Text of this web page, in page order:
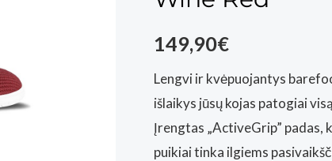
149,90€
Lengvi ir kvėpuojantys
išlaikys jūsų kojas patogiai
Įrengtas „ActiveGrip” padas,
puikiai tinka ilgiems